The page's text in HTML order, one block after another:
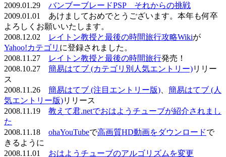
2009.01.29 バンブーブレードPSP それからの挑戦
2009.01.01 あけましておめでとうございます。本年も何卒
よろしくお願いいたします。
2008.12.02
レイトン教授と最後の時間旅行攻略Wikiが
Yahoo!カテゴリ に登録されました。
2008.11.27
レイトン教授と最後の時間旅行発売！
2008.10.27 簡易はてブ (カテゴリ別人気エントリー)リリー
ス
2008.11.26 簡易はてブ (注目エントリー版)
簡易はてブ (人
気エントリー版)リリース
2008.11.19 教えて君.netでおはようチューブが紹介されまし
た
2008.11.18 ohaYouTubeで高画質HD動画をダウンロードで
きるように
2008.11.01 おはようチューブのアルゴリズムを変更